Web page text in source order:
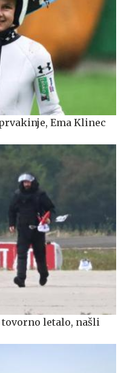
Ema Klinec
letalo, našli